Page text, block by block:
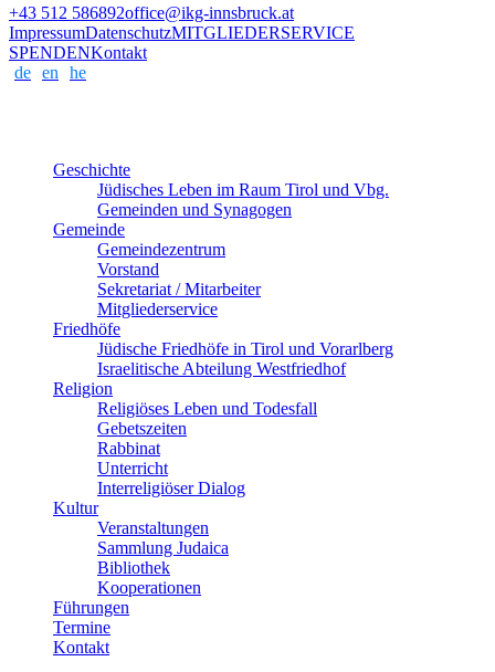
+43 512 586892office@ikg-innsbruck.at
ImpressumDatenschutzMITGLIEDERSERVICE
SPENDENKontakt
de en he
Geschichte
Jüdisches Leben im Raum Tirol und Vbg.
Gemeinden und Synagogen
Gemeinde
Gemeindezentrum
Vorstand
Sekretariat / Mitarbeiter
Mitgliederservice
Friedhöfe
Jüdische Friedhöfe in Tirol und Vorarlberg
Israelitische Abteilung Westfriedhof
Religion
Religiöses Leben und Todesfall
Gebetszeiten
Rabbinat
Unterricht
Interreligiöser Dialog
Kultur
Veranstaltungen
Sammlung Judaica
Bibliothek
Kooperationen
Führungen
Termine
Kontakt